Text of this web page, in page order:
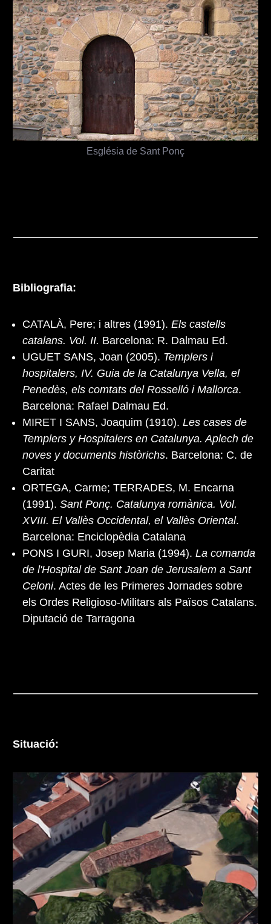
Església de Sant Ponç
Bibliografia:
CATALÀ, Pere; i altres (1991). Els castells
catalans. Vol. II. Barcelona: R. Dalmau Ed.
UGUET SANS, Joan (2005). Templers i
hospitalers, IV. Guia de la Catalunya Vella, el
Penedès, els comtats del Rosselló i Mallorca.
Barcelona: Rafael Dalmau Ed.
MIRET I SANS, Joaquim (1910). Les cases de
Templers y Hospitalers en Catalunya. Aplech de
noves y documents històrichs. Barcelona: C. de
Caritat
ORTEGA, Carme; TERRADES, M. Encarna
(1991). Sant Ponç. Catalunya romànica. Vol.
XVIII. El Vallès Occidental, el Vallès Oriental.
Barcelona: Enciclopèdia Catalana
PONS I GURI, Josep Maria (1994). La comanda
de l'Hospital de Sant Joan de Jerusalem a Sant
Celoni. Actes de les Primeres Jornades sobre
els Ordes Religioso-Militars als Països Catalans.
Diputació de Tarragona
Situació: